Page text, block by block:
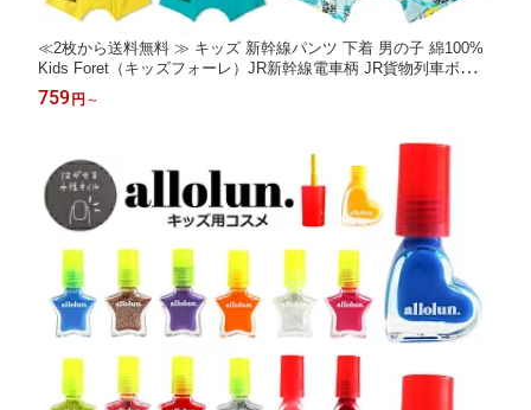
≪2枚から送料無料 ≫ キッズ 新幹線パンツ 下着 男の子 綿100%
Kids Foret（キッズフォーレ）JR新幹線電車柄 JR貨物列車ボクサ
ーパンツ 100cm-130cm 新幹線ボクサーパンツ | 男の子 キッズ パ
ンツ 下着 男の子パンツ 肌着 パンツ子供 お着替えアンダーウェア
759 円 ～